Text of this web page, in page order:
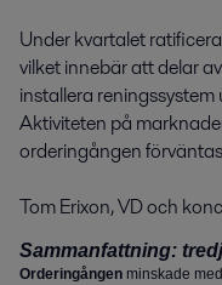
Under kvartalet
vilket innebär att delar
installera
Aktiviteten på
orderingången
Tom Erixon, VD och
Sammanfattning:
Orderingången minskade